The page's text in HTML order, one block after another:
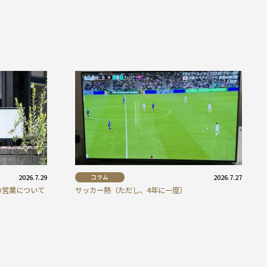
2026.7.29
業について
コラム 2026.7.27
サッカー熱（ただし、4年に一度）